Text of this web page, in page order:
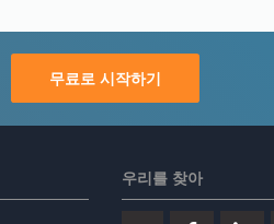
무료로 시작하기
우리를 찾아